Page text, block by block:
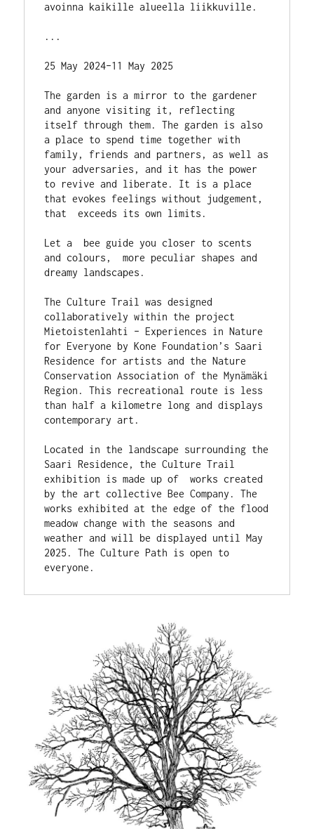
avoinna kaikille alueella liikkuville.
...
25 May 2024–11 May 2025
The garden is a mirror to the gardener
and anyone visiting it, reflecting
itself through them. The garden is also
a place to spend time together with
family, friends and partners, as well as
your adversaries, and it has the power
to revive and liberate. It is a place
that evokes feelings without judgement,
that  exceeds its own limits.
Let a  bee guide you closer to scents
and colours,  more peculiar shapes and
dreamy landscapes.
The Culture Trail was designed
collaboratively within the project
Mietoistenlahti – Experiences in Nature
for Everyone by Kone Foundation’s Saari
Residence for artists and the Nature
Conservation Association of the Mynämäki
Region. This recreational route is less
than half a kilometre long and displays
contemporary art.
Located in the landscape surrounding the
Saari Residence, the Culture Trail
exhibition is made up of  works created
by the art collective Bee Company. The
works exhibited at the edge of the flood
meadow change with the seasons and
weather and will be displayed until May
2025. The Culture Path is open to
everyone.